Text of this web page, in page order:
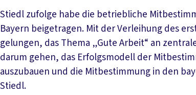
Stiedl zufolge habe die betriebliche
Bayern beigetragen. Mit der Verleihung des
gelungen, das Thema „Gute Arbeit“ an
darum gehen, das Erfolgsmodell der
auszubauen und die Mitbestimmung in den
Stiedl.